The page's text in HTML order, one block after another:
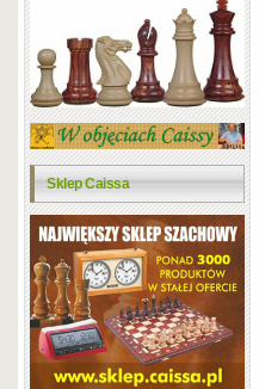
Sklep Caissa